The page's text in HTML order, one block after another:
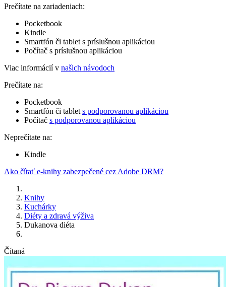
Prečítate na zariadeniach:
Pocketbook
Kindle
Smartfón či tablet s príslušnou aplikáciou
Počítač s príslušnou aplikáciou
Viac informácií v našich návodoch
Prečítate na:
Pocketbook
Smartfón či tablet s podporovanou aplikáciou
Počítač s podporovanou aplikáciou
Neprečítate na:
Kindle
Ako čítať e-knihy zabezpečené cez Adobe DRM?
Knihy
Kuchárky
Diéty a zdravá výživa
Dukanova diéta
Čítaná